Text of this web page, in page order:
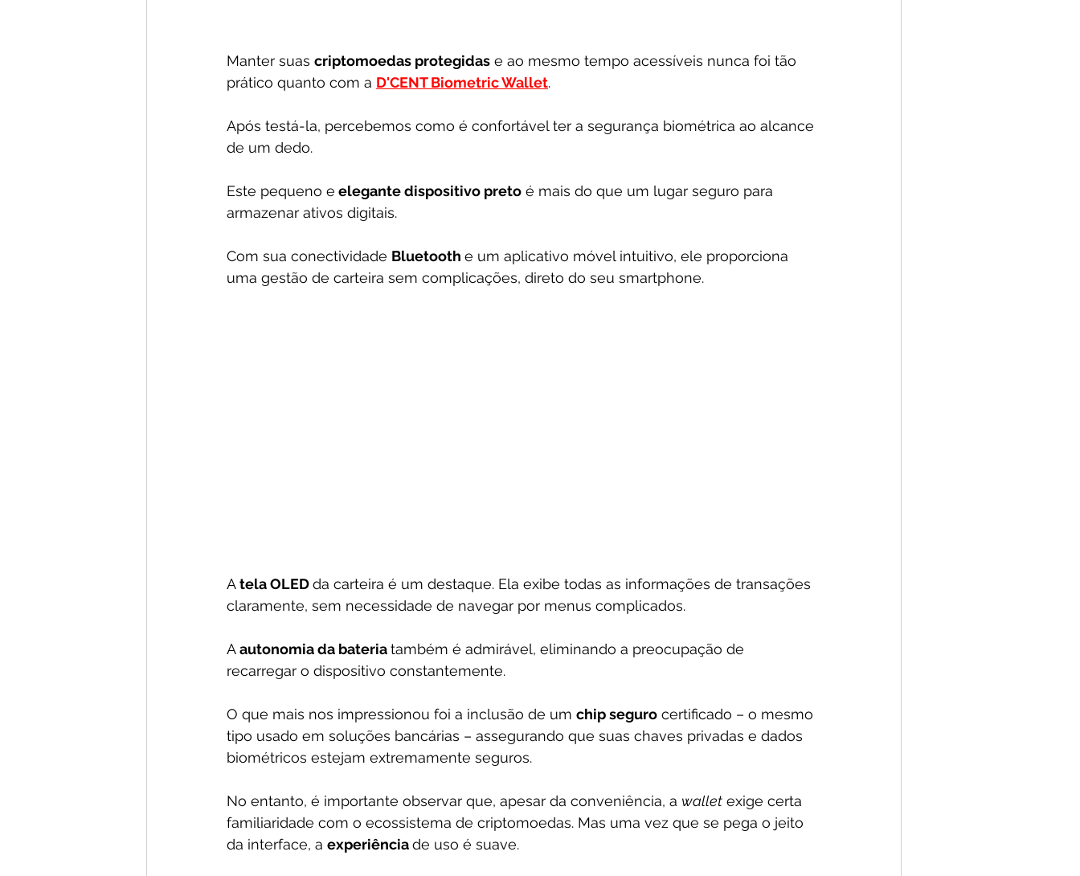
Manter suas criptomoedas protegidas e ao mesmo tempo acessíveis nunca foi tão
prático quanto com a D'CENT Biometric Wallet.
Após testá-la, percebemos como é confortável ter a segurança biométrica ao alcance
de um dedo.
Este pequeno e elegante dispositivo preto é mais do que um lugar seguro para
armazenar ativos digitais.
Com sua conectividade Bluetooth e um aplicativo móvel intuitivo, ele proporciona
uma gestão de carteira sem complicações, direto do seu smartphone.
A tela OLED da carteira é um destaque. Ela exibe todas as informações de transações
claramente, sem necessidade de navegar por menus complicados.
A autonomia da bateria também é admirável, eliminando a preocupação de
recarregar o dispositivo constantemente.
O que mais nos impressionou foi a inclusão de um chip seguro certificado – o mesmo
tipo usado em soluções bancárias – assegurando que suas chaves privadas e dados
biométricos estejam extremamente seguros.
No entanto, é importante observar que, apesar da conveniência, a wallet exige certa
familiaridade com o ecossistema de criptomoedas. Mas uma vez que se pega o jeito
da interface, a experiência de uso é suave.